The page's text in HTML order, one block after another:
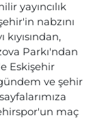
yayıncılık
nabzını
Parkı'ndan
Eskişehir
ve şehir
maç